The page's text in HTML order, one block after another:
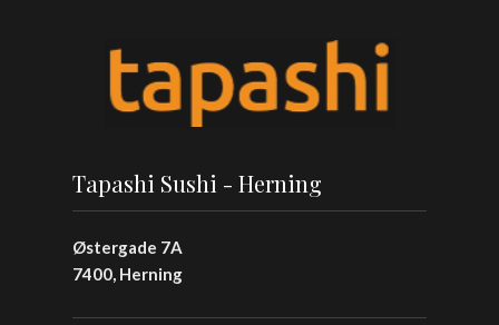
Tapashi Sushi - Herning
Østergade 7A
7400, Herning